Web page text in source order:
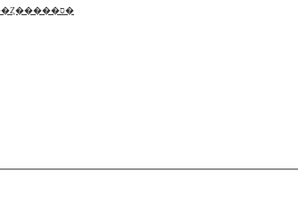
�ɥ���ֳ����ѥ����ۡ�������85����ǻȤ����ꡪ�����֥륫����Ȥ�����ס�